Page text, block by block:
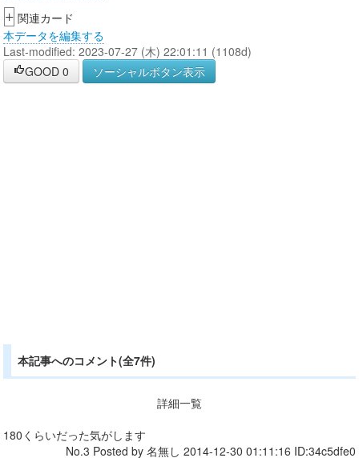
+ 関連カード
本データを編集する
Last-modified: 2023-07-27 (木) 22:01:11 (1108d)
GOOD 0 ソーシャルボタン表示
本記事へのコメント(全7件)
詳細一覧
180くらいだった気がします
No.3 Posted by 名無し 2014-12-30 01:11:16 ID:34c5dfe0